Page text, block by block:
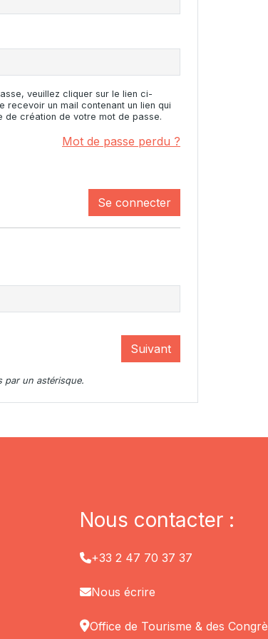
veuillez cliquer sur le lien ci-
recevoir un mail contenant un lien qui
de création de votre mot de passe.
Mot de passe perdu ?
Se connecter
Suivant
par un astérisque.
Nous contacter :
+33 2 47 70 37 37
Nous écrire
Office de Tourisme & des